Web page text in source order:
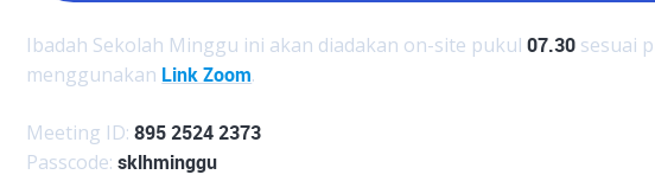
Ibadah Sekolah Minggu ini akan diadakan on-site pukul07.30 sesuai
menggunakan Link Zoom.
Meeting ID:895 2524 2373
Passcode:sklhminggu